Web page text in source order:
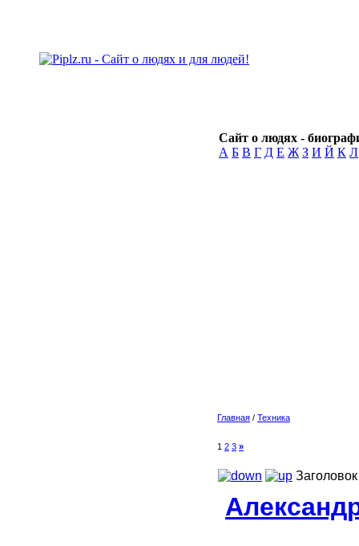
Сайт о людях -
А Б В Г Д Е Ж З И Й К Л
Главная / Техника
1 2 3 »
Заголовок